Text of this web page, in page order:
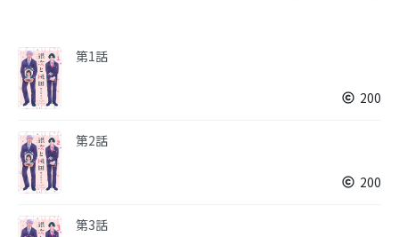
第1話
200
第2話
200
第3話